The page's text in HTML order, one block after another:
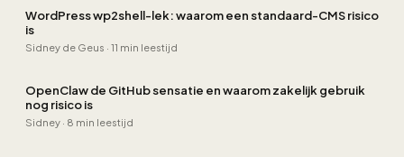
WordPress wp2shell-lek: waarom een standaard-CMS risico
is
Sidney de Geus · 11 min leestijd
OpenClaw de GitHub sensatie en waarom zakelijk gebruik
nog risico is
Sidney · 8 min leestijd